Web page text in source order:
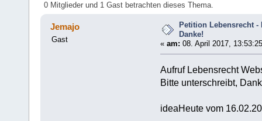
0 Mitglieder und 1 Gast betrachten dieses Thema.
Jemajo
Gast
Petition Lebensrecht
Danke!
« am: 08. April 2017,
Aufruf Lebensrecht
Bitte unterschreibt,
ideaHeute vom